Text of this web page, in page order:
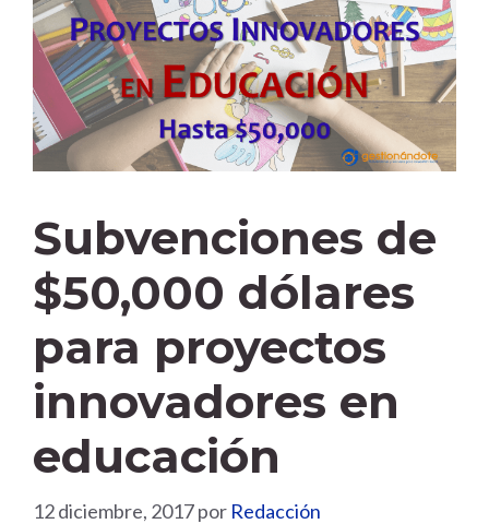
Subvenciones de
$50,000 dólares
para proyectos
innovadores en
educación
12 diciembre, 2017por Redacción